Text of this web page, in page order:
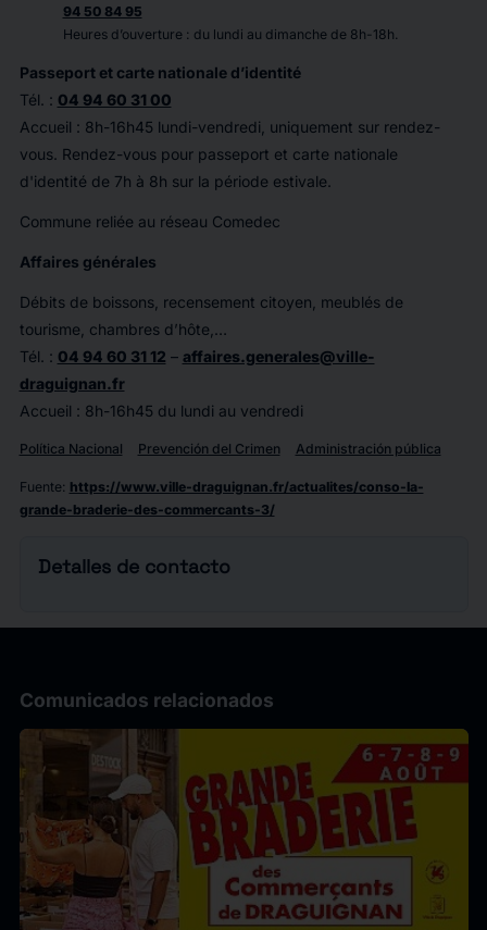
94 50 84 95
Heures d’ouverture : du lundi au dimanche de 8h-18h.
Passeport et carte nationale d’identité
Tél. : 04 94 60 31 00
Accueil : 8h-16h45 lundi-vendredi, uniquement sur rendez-
vous. Rendez-vous pour passeport et carte nationale
d'identité de 7h à 8h sur la période estivale.
Commune reliée au réseau Comedec
Affaires générales
Débits de boissons, recensement citoyen, meublés de
tourisme, chambres d’hôte,…
Tél. : 04 94 60 31 12 – affaires.generales@ville-
draguignan.fr
Accueil : 8h-16h45 du lundi au vendredi
Política Nacional Prevención del Crimen Administración pública
Fuente: https://www.ville-draguignan.fr/actualites/conso-la-
grande-braderie-des-commercants-3/
Detalles de contacto
Comunicados relacionados